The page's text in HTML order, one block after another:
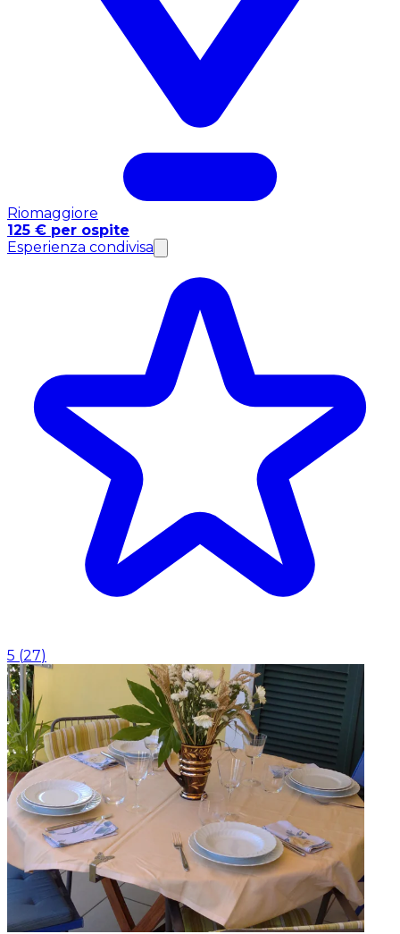
Riomaggiore
125 € per ospite
Esperienza condivisa
5 (27)